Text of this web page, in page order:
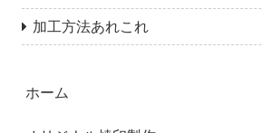
加工方法あれこれ
ホーム